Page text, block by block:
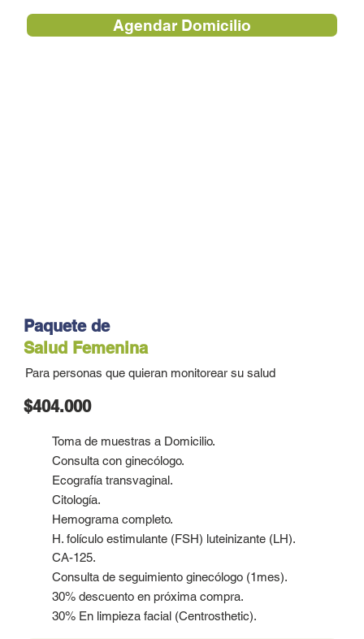
Agendar Domicilio
Paquete de
Salud Femenina
Para personas que quieran monitorear su salud
$404.000
Toma de muestras a Domicilio.
Consulta con ginecólogo.
Ecografía transvaginal.
Citología.
Hemograma completo.
H. folículo estimulante (FSH) luteinizante (LH).
CA-125.
Consulta de seguimiento ginecólogo (1mes).
30% descuento en próxima compra.
30% En limpieza facial (Centrosthetic).